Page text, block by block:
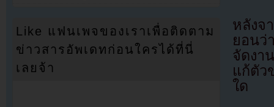
หลังจ
ยอน
จัดงา
แก้ตัว
ใด
Like แฟนเพจของเราเพื่อติดตาม
ข่าวสารอัพเดทก่อนใครได้ที่นี่
เลยจ้า